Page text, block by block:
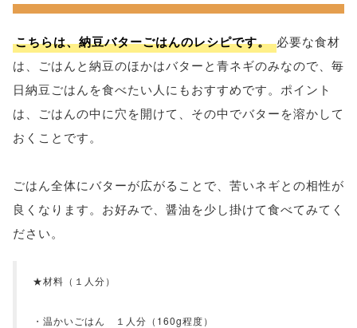
こちらは、納豆バターごはんのレシピです。必要な食材
は、ごはんと納豆のほかはバターと青ネギのみなので、毎
日納豆ごはんを食べたい人にもおすすめです。ポイント
は、ごはんの中に穴を開けて、その中でバターを溶かして
おくことです。
ごはん全体にバターが広がることで、苦いネギとの相性が
良くなります。お好みで、醤油を少し掛けて食べてみてく
ださい。
★材料（１人分）
・温かいごはん １人分（160g程度）